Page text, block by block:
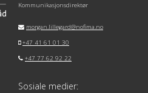
Kommunikasjonsdirektør
morgan.lillegard@nofima.no
+47 41 61 01 30
+47 77 62 92 22
Sosiale medier: